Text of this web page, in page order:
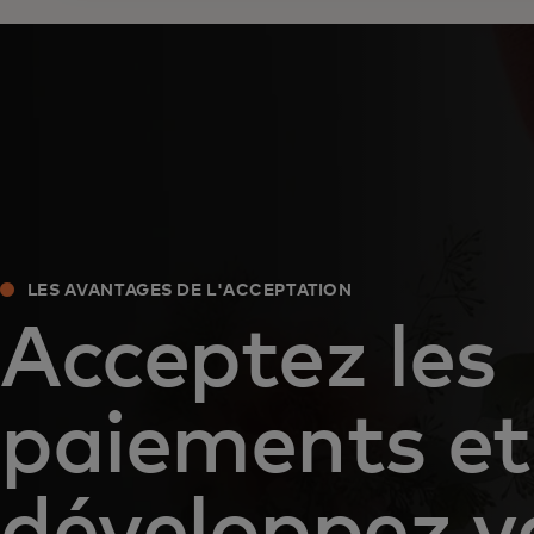
LES AVANTAGES DE L'ACCEPTATION
Acceptez les
paiements et